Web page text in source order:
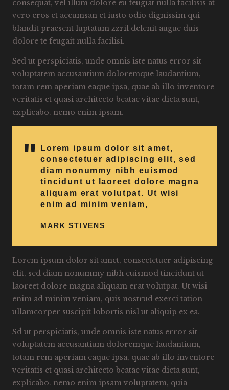
consequat, vel illum dolore eu feugiat nulla facilisis at
vero eros et accumsan et iusto odio dignissim qui
blandit praesent luptatum zzril delenit augue duis
dolore te feugait nulla facilisi.
Sed ut perspiciatis, unde omnis iste natus error sit
voluptatem accusantium doloremque laudantium,
totam rem aperiam eaque ipsa, quae ab illo inventore
veritatis et quasi architecto beatae vitae dicta sunt,
explicabo. nemo enim ipsam.
Lorem ipsum dolor sit amet,
consectetuer adipiscing elit, sed
diam nonummy nibh euismod
tincidunt ut laoreet dolore magna
aliquam erat volutpat. Ut wisi
enim ad minim veniam,
MARK STIVENS
Lorem ipsum dolor sit amet, consectetuer adipiscing
elit, sed diam nonummy nibh euismod tincidunt ut
laoreet dolore magna aliquam erat volutpat. Ut wisi
enim ad minim veniam, quis nostrud exerci tation
ullamcorper suscipit lobortis nisl ut aliquip ex ea.
Sd ut perspiciatis, unde omnis iste natus error sit
voluptatem accusantium doloremque laudantium,
totam rem aperiam eaque ipsa, quae ab illo inventore
veritatis et quasi architecto beatae vitae dicta sunt,
explicabo. nemo enim ipsam voluptatem, quia